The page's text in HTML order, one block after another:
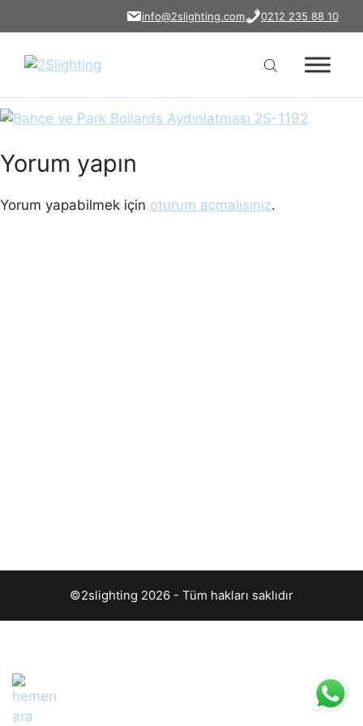
atla
info@2slighting.com 0212 235 88 10
bahce-park-bollards-
aydinlatmasi-2s-1192
Yorum yapın
Yorum yapabilmek için oturum açmalısınız.
©2slighting 2026 - Tüm hakları saklıdır